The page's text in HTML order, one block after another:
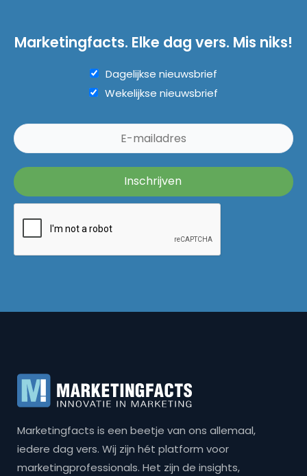
Marketingfacts. Elke dag vers. Mis niks!
Dagelijkse nieuwsbrief
Wekelijkse nieuwsbrief
Marketingfacts is een beetje van ons allemaal,
iedere dag vers. Wij zijn hét platform voor
marketingprofessionals. Het zijn de insights,